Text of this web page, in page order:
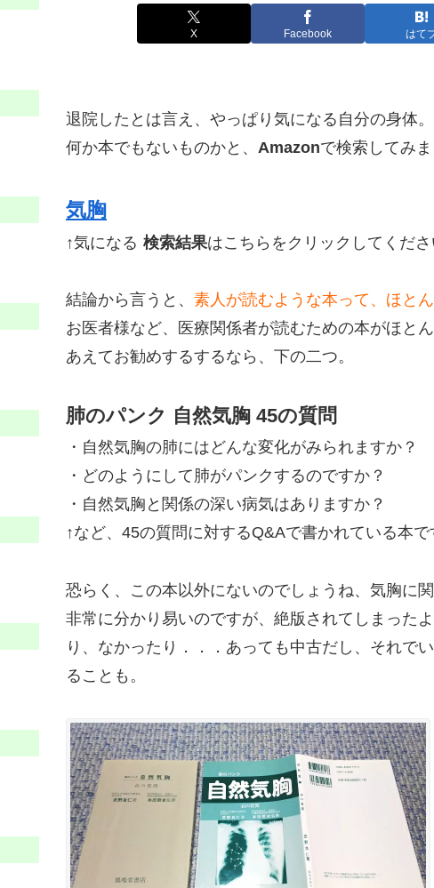
X Facebook はて
退院したとは言え、やっぱり気になる自分の身体
何か本でもないものかと、 Amazonで検索してみま
気胸
↑気になる 検索結果はこちらをクリックしてくださ
結論から言うと、 素人が読むような本って、ほと
お医者様など、医療関係者が読むための本がほとん
あえてお勧めするするなら、下の二つ。
肺のパンク 自然気胸 45の質問
・自然気胸の肺にはどんな変化がみられますか？
・どのようにして肺がパンクするのですか？
・自然気胸と関係の深い病気はありますか？
↑など、45の質問に対するQ&Aで書かれている本で
恐らく、この本以外にないのでしょうね、気胸に
非常に分かり易いのですが、絶版されてしまった
り、なかったり．．．あっても中古だし、それで
ることも。